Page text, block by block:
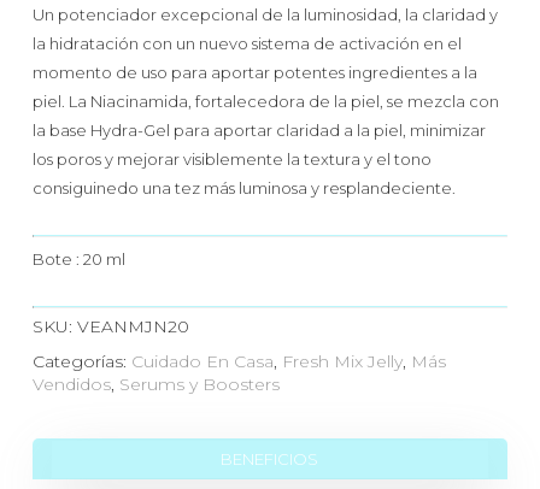
Un potenciador excepcional de la luminosidad, la claridad y
la hidratación con un nuevo sistema de activación en el
momento de uso para aportar potentes ingredientes a la
piel. La Niacinamida, fortalecedora de la piel, se mezcla con
la base Hydra-Gel para aportar claridad a la piel, minimizar
los poros y mejorar visiblemente la textura y el tono
consiguinedo una tez más luminosa y resplandeciente.
Bote : 20 ml
SKU: VEANMJN20
Categorías: Cuidado En Casa, Fresh Mix Jelly, Más
Vendidos, Serums y Boosters
BENEFICIOS